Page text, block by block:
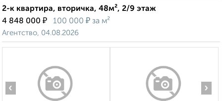
2-к квартира, вторичка, 48м², 2/9 этаж
4 848 000 ₽ 100 000 ₽ за м²
Агентство, 04.08.2026
‹ ›